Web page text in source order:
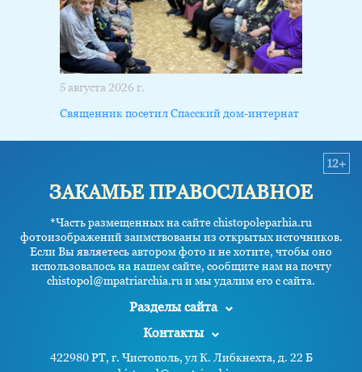
5 августа 2026 г.
Священник посетил Спасский дом-интернат
ЗАКАМЬЕ ПРАВОСЛАВНОЕ
*Часть размещенных на сайте chistopoleparhia.ru
фотоизображений заимствованы из открытых источников.
Если Вы являетесь автором фото и не хотите, чтобы оно
использовалось на нашем сайте, сообщите нам на почту
chistopol@mpatriarchia.ru и мы удалим его с сайта.
12+
Разделы сайта
Контакты
422980 РТ, г. Чистополь, ул К. Либкнехта, д. 22 Б